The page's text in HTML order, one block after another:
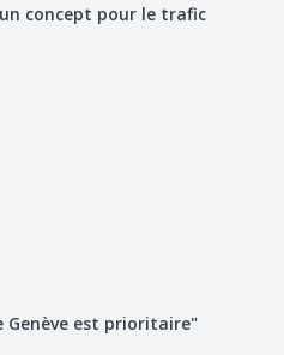
concept pour le trafic
Genève est prioritaire"